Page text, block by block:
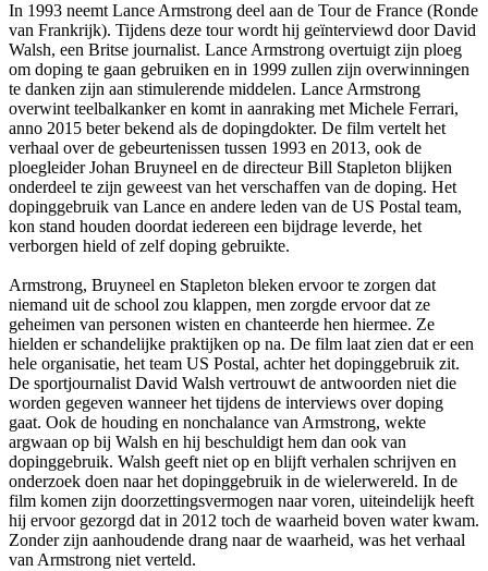
In 1993 neemt Lance Armstrong deel aan de Tour de France (Ronde
van Frankrijk). Tijdens deze tour wordt hij geïnterviewd door David
Walsh, een Britse journalist. Lance Armstrong overtuigt zijn ploeg
om doping te gaan gebruiken en in 1999 zullen zijn overwinningen
te danken zijn aan stimulerende middelen. Lance Armstrong
overwint teelbalkanker en komt in aanraking met Michele Ferrari,
anno 2015 beter bekend als de dopingdokter. De film vertelt het
verhaal over de gebeurtenissen tussen 1993 en 2013, ook de
ploegleider Johan Bruyneel en de directeur Bill Stapleton blijken
onderdeel te zijn geweest van het verschaffen van de doping. Het
dopinggebruik van Lance en andere leden van de US Postal team,
kon stand houden doordat iedereen een bijdrage leverde, het
verborgen hield of zelf doping gebruikte.
Armstrong, Bruyneel en Stapleton bleken ervoor te zorgen dat
niemand uit de school zou klappen, men zorgde ervoor dat ze
geheimen van personen wisten en chanteerde hen hiermee. Ze
hielden er schandelijke praktijken op na. De film laat zien dat er een
hele organisatie, het team US Postal, achter het dopinggebruik zit.
De sportjournalist David Walsh vertrouwt de antwoorden niet die
worden gegeven wanneer het tijdens de interviews over doping
gaat. Ook de houding en nonchalance van Armstrong, wekte
argwaan op bij Walsh en hij beschuldigt hem dan ook van
dopinggebruik. Walsh geeft niet op en blijft verhalen schrijven en
onderzoek doen naar het dopinggebruik in de wielerwereld. In de
film komen zijn doorzettingsvermogen naar voren, uiteindelijk heeft
hij ervoor gezorgd dat in 2012 toch de waarheid boven water kwam.
Zonder zijn aanhoudende drang naar de waarheid, was het verhaal
van Armstrong niet verteld.